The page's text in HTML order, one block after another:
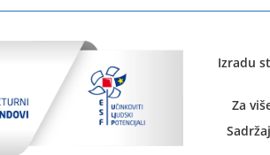
Izradu
Za